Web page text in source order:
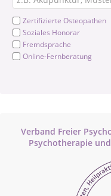
Zertifizierte Osteopathen
Soziales Honorar
Fremdsprache
Online-Fernberatung
Verband Freier
Psychotherapie